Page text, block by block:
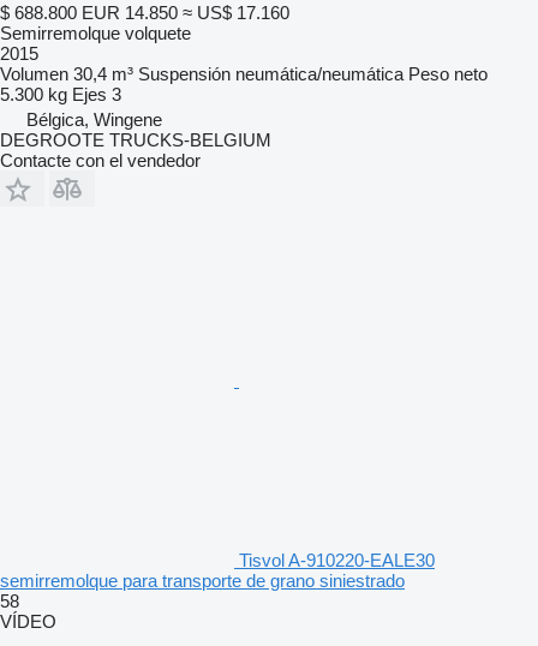
$ 688.800 EUR 14.850 ≈ US$ 17.160
Semirremolque volquete
2015
Volumen 30,4 m³ Suspensión neumática/neumática Peso neto
5.300 kg Ejes 3
Bélgica, Wingene
DEGROOTE TRUCKS-BELGIUM
Contacte con el vendedor
Tisvol A-910220-EALE30
semirremolque para transporte de grano siniestrado
58
VÍDEO